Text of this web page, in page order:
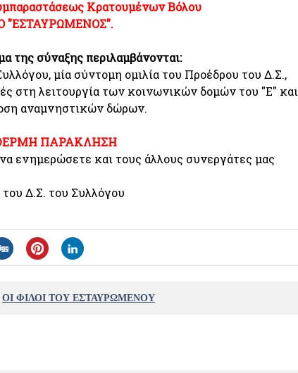
Κρατουμένων Βόλου
"ΕΣΤΑΥΡΩΜΕΝΟΣ".
της σύναξης περιλαμβάνονται:
μία σύντομη ομιλία του Προέδρου του Δ.Σ.,
στη λειτουργία των κοινωνικών δομών του "Ε" και
αναμνηστικών δώρων.
ΠΑΡΑΚΛΗΣΗ
ενημερώσετε και τους άλλους συνεργάτες μας
Δ.Σ. του Συλλόγου
ΟΙ ΦΙΛΟΙ ΤΟΥ ΕΣΤΑΥΡΩΜΕΝΟΥ